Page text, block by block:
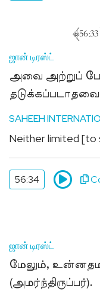
56:33﴾
ஜான் டிரஸ்ட்
அவை அற்றுப்
தடுக்கப்படாதவை
SAHEEH
Neither limited [to
56:34
ஜான் டிரஸ்ட்
மேலும்,
(அமர்ந்திருப்பர்).